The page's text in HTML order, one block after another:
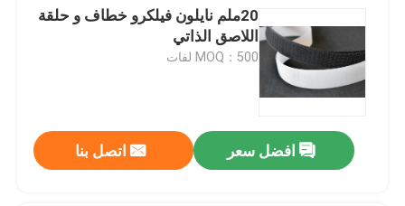
20ملم نايلون فيلكرو خطاف و حلقة
اللاصق الذاتي
MOQ：500 لفات
افضل سعر اتصل بنا